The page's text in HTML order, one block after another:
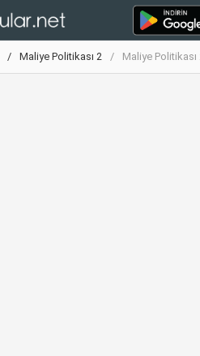
Maliye Politikası 2 Maliye Politikası